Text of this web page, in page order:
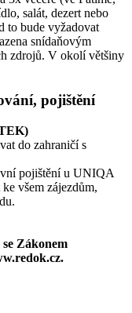
salát, dezert nebo
to bude vyžadovat
snídaňovým
zdrojů. V okolí většiny
pojištění
do zahraničí s
pojištění u UNIQA
všem zájezdům,
Zákonem